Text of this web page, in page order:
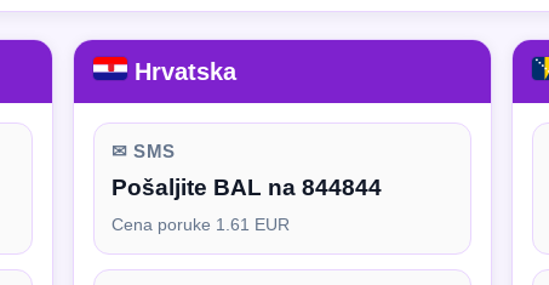
Hrvatska
✉ SMS
Pošaljite BAL na 844844
Cena poruke 1.61 EUR